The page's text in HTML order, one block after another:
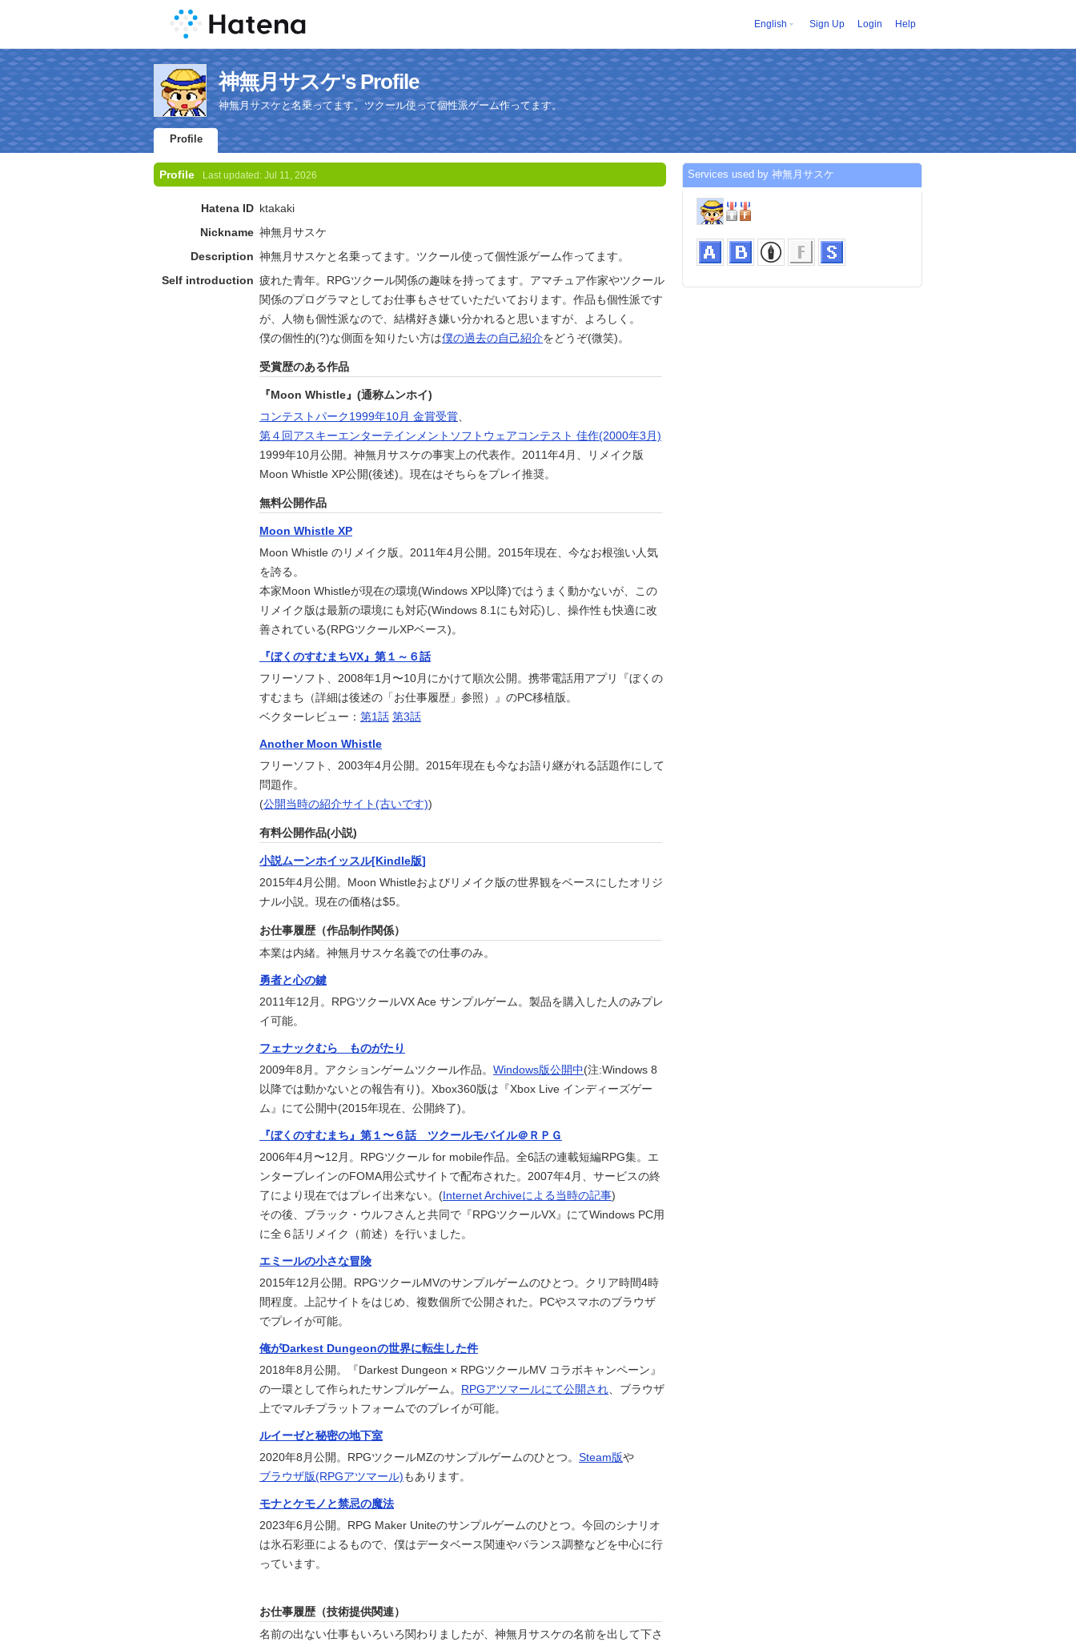
English Sign Up Login Help
神無月サスケ's Profile
神無月サスケと名乗ってます。ツクール使って個性派ゲーム作ってます。
Profile
Profile Last updated: Jul 11, 2026
Hatena ID ktakaki
Nickname 神無月サスケ
Description 神無月サスケと名乗ってます。ツクール使って個性派ゲーム作ってます。
Self introduction 疲れた青年。RPGツクール関係の趣味を持ってます。アマチュア作家やツクール
関係のプログラマとしてお仕事もさせていただいております。作品も個性派です
が、人物も個性派なので、結構好き嫌い分かれると思いますが、よろしく。
僕の個性的(?)な側面を知りたい方は僕の過去の自己紹介をどうぞ(微笑)。
受賞歴のある作品
『Moon Whistle』(通称ムンホイ)
コンテストパーク1999年10月 金賞受賞、
第４回アスキーエンターテインメントソフトウェアコンテスト 佳作(2000年3月)
1999年10月公開。神無月サスケの事実上の代表作。2011年4月、リメイク版
Moon Whistle XP公開(後述)。現在はそちらをプレイ推奨。
無料公開作品
Moon Whistle XP
Moon Whistle のリメイク版。2011年4月公開。2015年現在、今なお根強い人気
を誇る。
本家Moon Whistleが現在の環境(Windows XP以降)ではうまく動かないが、この
リメイク版は最新の環境にも対応(Windows 8.1にも対応)し、操作性も快適に改
善されている(RPGツクールXPベース)。
『ぼくのすむまちVX』第１～６話
フリーソフト、2008年1月〜10月にかけて順次公開。携帯電話用アプリ『ぼくの
すむまち（詳細は後述の「お仕事履歴」参照）』のPC移植版。
ベクターレビュー： 第1話 第3話
Another Moon Whistle
フリーソフト、2003年4月公開。2015年現在も今なお語り継がれる話題作にして
問題作。
(公開当時の紹介サイト(古いです))
有料公開作品(小説)
小説ムーンホイッスル[Kindle版]
2015年4月公開。Moon Whistleおよびリメイク版の世界観をベースにしたオリジ
ナル小説。現在の価格は$5。
お仕事履歴（作品制作関係）
本業は内緒。神無月サスケ名義での仕事のみ。
勇者と心の鍵
2011年12月。RPGツクールVX Ace サンプルゲーム。製品を購入した人のみプレ
イ可能。
フェナックむら ものがたり
2009年8月。アクションゲームツクール作品。 Windows版公開中(注:Windows 8
以降では動かないとの報告有り)。Xbox360版は『Xbox Live インディーズゲー
ム』にて公開中(2015年現在、公開終了)。
『ぼくのすむまち』第１〜６話 ツクールモバイル＠ＲＰＧ
2006年4月〜12月。RPGツクール for mobile作品。全6話の連載短編RPG集。エ
ンターブレインのFOMA用公式サイトで配布された。2007年4月、サービスの終
了により現在ではプレイ出来ない。(Internet Archiveによる当時の記事)
その後、ブラック・ウルフさんと共同で『RPGツクールVX』にてWindows PC用
に全６話リメイク（前述）を行いました。
エミールの小さな冒険
2015年12月公開。RPGツクールMVのサンプルゲームのひとつ。クリア時間4時
間程度。上記サイトをはじめ、複数個所で公開された。PCやスマホのブラウザ
でプレイが可能。
俺がDarkest Dungeonの世界に転生した件
2018年8月公開。『Darkest Dungeon × RPGツクールMV コラボキャンペーン』
の一環として作られたサンプルゲーム。 RPGアツマールにて公開され、ブラウザ
上でマルチプラットフォームでのプレイが可能。
ルイーゼと秘密の地下室
2020年8月公開。RPGツクールMZのサンプルゲームのひとつ。 Steam版や
ブラウザ版(RPGアツマール)もあります。
モナとケモノと禁忌の魔法
2023年6月公開。RPG Maker Uniteのサンプルゲームのひとつ。今回のシナリオ
は氷石彩亜によるもので、僕はデータベース関連やバランス調整などを中心に行
っています。
お仕事履歴（技術提供関連）
名前の出ない仕事もいろいろ関わりましたが、神無月サスケの名前を出して下さ
Services used by 神無月サスケ